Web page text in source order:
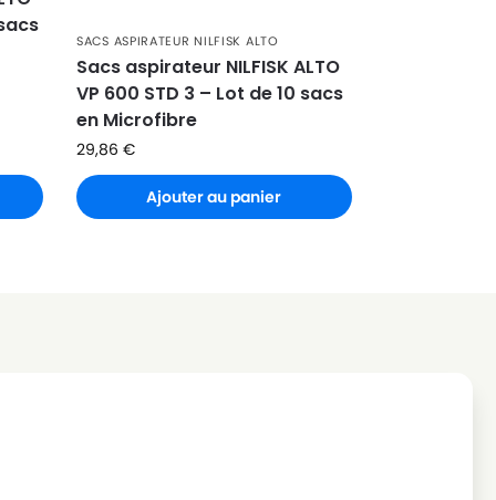
SACS ASPIRATEUR NILFISK ALTO
Sacs aspirateur NILFISK ALTO
VP 600 STD 3 – Lot de 10 sacs
en Microfibre
29,86€
Ajouter au panier